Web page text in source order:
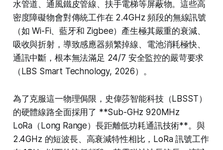
水管道、通風鐵皮管線、扶手電梯等屏蔽物。這些高
密度障礙物會對傳統工作在 2.4GHz 頻段的無線訊號
（如 Wi-Fi、藍牙和 Zigbee）產生極其嚴重的衰減、
吸收與折射，導致感應器頻繁掉線、電池消耗極快、
通訊中斷，根本無法滿足 24/7 安全監控的嚴苛要求
（LBS Smart Technology, 2026）。
為了克服這一物理侷限，史偉莎智能科技（LBSST）
的硬體線路全面採用了 **Sub-GHz 920MHz
LoRa（Long Range）長距離低功耗通訊技術**。與
2.4GHz 的短波長、高衰減特性相比，LoRa 訊號工作